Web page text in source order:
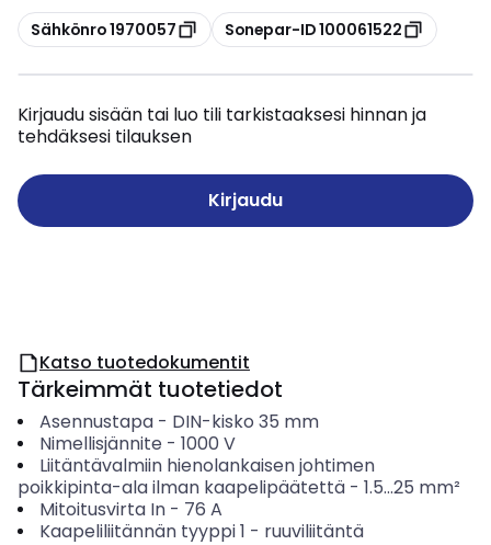
Kopioi
Sähkönro 1970057 Kopioi
Sonepar-ID 100061522
Kirjaudu sisään tai luo tili tarkistaaksesi hinnan ja
tehdäksesi tilauksen
Kirjaudu
Katso tuotedokumentit
Tärkeimmät tuotetiedot
Asennustapa- DIN-kisko 35 mm
Nimellisjännite - 1000 V
Liitäntävalmiin hienolankaisen johtimen
poikkipinta-ala ilman kaapelipäätettä - 1.5...25 mm²
Mitoitusvirta In- 76 A
Kaapeliliitännän tyyppi 1 - ruuviliitäntä